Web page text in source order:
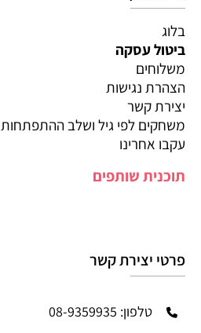
בלוג
ביטול עסקה
משלוחים
הצהרת נגישות
יצירת קשר
משחקים לפי גיל ושלב ההתפתחות
עקבו אחרינו
תוכנית שותפים
פרטי יצירת קשר
טלפון: 08-9359935